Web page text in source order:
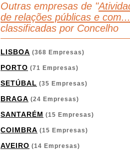
Outras empresas de "
de relações públicas e com...
classificadas por Concelho
LISBOA (368 Empresas)
PORTO (71 Empresas)
SETÚBAL (35 Empresas)
BRAGA (24 Empresas)
SANTARÉM (15 Empresas)
COIMBRA (15 Empresas)
AVEIRO (14 Empresas)